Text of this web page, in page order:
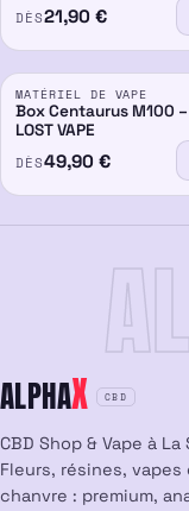
DÈS21,90€
MATÉRIEL DE VAPE
Box Centaurus M100 –
LOST VAPE
DÈS49,90€
ALPHAX CBD
CBD Shop & Vape à
Fleurs, résines,
chanvre : premium,